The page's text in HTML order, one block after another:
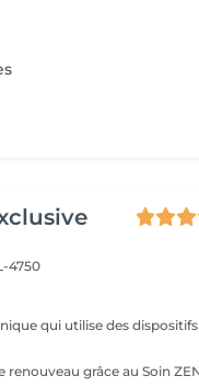
4750